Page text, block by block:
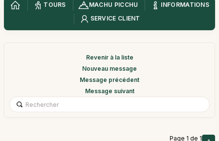
TOURS MACHU PICCHU
INFORMATIONS
SERVICE CLIENT
Revenir à la liste
Nouveau message
Message précédent
Message suivant
Page 1 de 1